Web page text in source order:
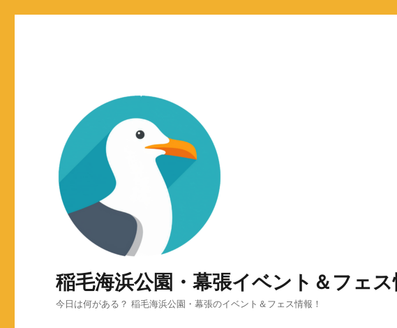
稲毛海浜公園・幕張イベント＆フェス
今日は何がある？ 稲毛海浜公園・幕張のイベント＆フェス情報！